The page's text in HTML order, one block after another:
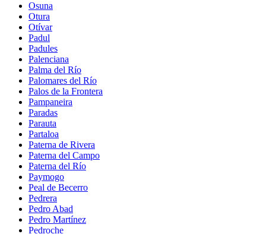
Osuna
Otura
Otívar
Padul
Padules
Palenciana
Palma del Río
Palomares del Río
Palos de la Frontera
Pampaneira
Paradas
Parauta
Partaloa
Paterna de Rivera
Paterna del Campo
Paterna del Río
Paymogo
Peal de Becerro
Pedrera
Pedro Abad
Pedro Martínez
Pedroche